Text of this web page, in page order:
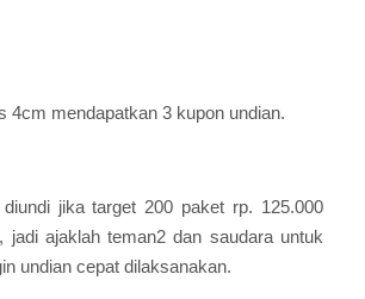
4cm mendapatkan 3 kupon undian.
jika target 200 paket rp. 125.000
jadi ajaklah teman2 dan saudara untuk
undian cepat dilaksanakan.